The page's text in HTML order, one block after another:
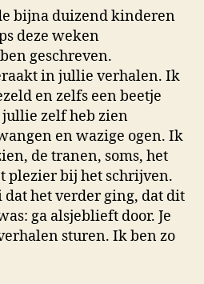
bijna duizend kinderen
deze weken
geschreven.
in jullie verhalen. Ik
en zelfs een beetje
zelf heb zien
en wazige ogen. Ik
de tranen, soms, het
plezier bij het schrijven.
het verder ging, dat dit
ga alsjeblieft door. Je
sturen. Ik ben zo